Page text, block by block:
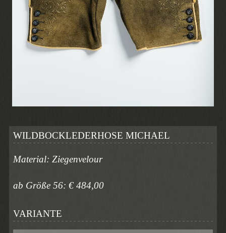
WILDBOCKLEDERHOSE MICHAEL
Material: Ziegenvelour
ab Größe 56: € 484,00
VARIANTE